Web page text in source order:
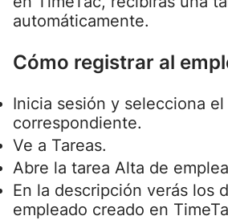
automáticamente.
Cómo registrar al
Inicia sesión y selecciona
correspondiente.
Ve a Tareas.
Abre la tarea Alta de
En la descripción verás los
empleado creado en